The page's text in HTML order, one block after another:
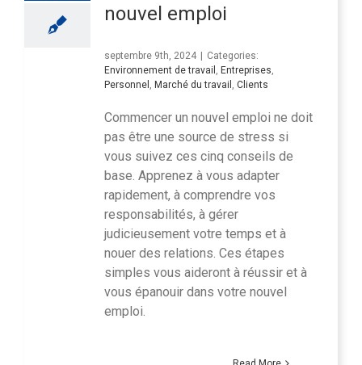
nouvel emploi
septembre 9th, 2024
Categories:
Environnement de travail , Entreprises,
Personnel , Marché du travail , Clients
Commencer un nouvel emploi ne doit
pas être une source de stress si
vous suivez ces cinq conseils de
base. Apprenez à vous adapter
rapidement, à comprendre vos
responsabilités, à gérer
judicieusement votre temps et à
nouer des relations. Ces étapes
simples vous aideront à réussir et à
vous épanouir dans votre nouvel
emploi.